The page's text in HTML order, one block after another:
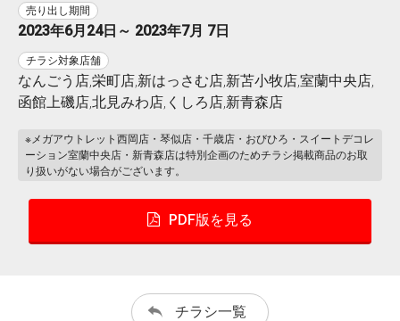
売り出し期間
2023年6月24日～ 2023年7月 7日
チラシ対象店舗
なんごう店,栄町店,新はっさむ店,新苫小牧店,室蘭中央店,
函館上磯店,北見みわ店,くしろ店,新青森店
※メガアウトレット西岡店・琴似店・千歳店・おびひろ・スイートデコレ
ーション室蘭中央店・新青森店は特別企画のためチラシ掲載商品のお取
り扱いがない場合がございます。
PDF版を見る
チラシ一覧